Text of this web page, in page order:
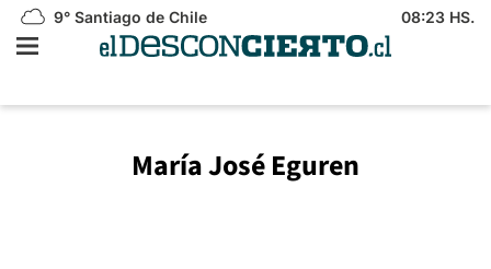
9° Santiago de Chile 08:23 HS.
María José Eguren